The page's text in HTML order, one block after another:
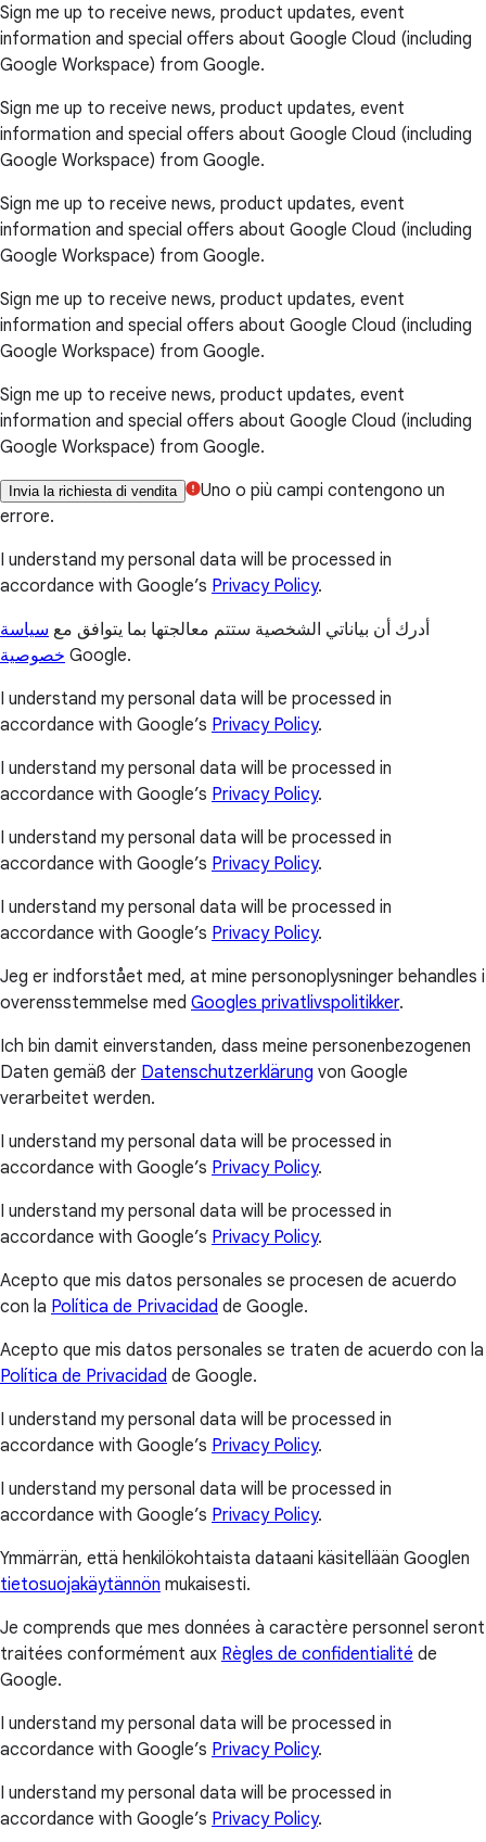
Sign me up to receive news, product updates, event
information and special offers about Google Cloud (including
Google Workspace) from Google.
Sign me up to receive news, product updates, event
information and special offers about Google Cloud (including
Google Workspace) from Google.
Sign me up to receive news, product updates, event
information and special offers about Google Cloud (including
Google Workspace) from Google.
Sign me up to receive news, product updates, event
information and special offers about Google Cloud (including
Google Workspace) from Google.
Sign me up to receive news, product updates, event
information and special offers about Google Cloud (including
Google Workspace) from Google.
Invia la richiesta di vendita
Uno o più campi contengono un
errore.
I understand my personal data will be processed in
accordance with Google’s Privacy Policy.
أدرك أن بياناتي الشخصية ستتم معالجتها بما يتوافق مع سياسة
خصوصية Google.
I understand my personal data will be processed in
accordance with Google’s Privacy Policy.
I understand my personal data will be processed in
accordance with Google’s Privacy Policy.
I understand my personal data will be processed in
accordance with Google’s Privacy Policy.
I understand my personal data will be processed in
accordance with Google’s Privacy Policy.
Jeg er indforstået med, at mine personoplysninger behandles i
overensstemmelse med Googles privatlivspolitikker.
Ich bin damit einverstanden, dass meine personenbezogenen
Daten gemäß der Datenschutzerklärung von Google
verarbeitet werden.
I understand my personal data will be processed in
accordance with Google’s Privacy Policy.
I understand my personal data will be processed in
accordance with Google’s Privacy Policy.
Acepto que mis datos personales se procesen de acuerdo
con la Política de Privacidad de Google.
Acepto que mis datos personales se traten de acuerdo con la
Política de Privacidad de Google.
I understand my personal data will be processed in
accordance with Google’s Privacy Policy.
I understand my personal data will be processed in
accordance with Google’s Privacy Policy.
Ymmärrän, että henkilökohtaista dataani käsitellään Googlen
tietosuojakäytännön mukaisesti.
Je comprends que mes données à caractère personnel seront
traitées conformément aux Règles de confidentialité de
Google.
I understand my personal data will be processed in
accordance with Google’s Privacy Policy.
I understand my personal data will be processed in
accordance with Google’s Privacy Policy.